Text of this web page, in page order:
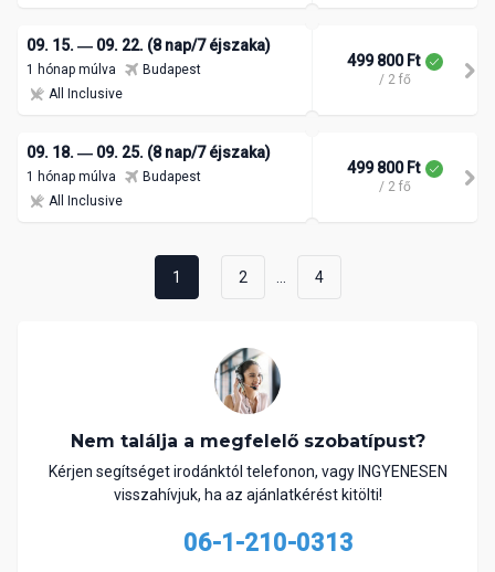
09. 15. ― 09. 22. (8 nap/7 éjszaka)
1 hónap múlva
Budapest
All Inclusive
499 800 Ft
/ 2 fő
09. 18. ― 09. 25. (8 nap/7 éjszaka)
1 hónap múlva
Budapest
All Inclusive
499 800 Ft
/ 2 fő
1 2 4
Nem találja a megfelelő szobatípust?
Kérjen segítséget irodánktól telefonon, vagy INGYENESEN
visszahívjuk, ha az ajánlatkérést kitölti!
06-1-210-0313